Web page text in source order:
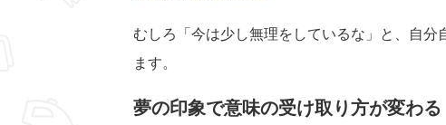
むしろ「今は少し無理をしているな」と、自分
ます。
夢の印象で意味の受け取り方が変わる